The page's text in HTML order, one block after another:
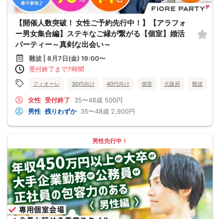
【開催人数突破！ 女性ご予約先行中！】【アラフォ
ー男女集合編】ステキなご縁が繋がる【個室】婚活
パーティー～真剣な出会い～
難波 | 8月7日(金) 19:00〜
受付終了まで7時間
フィオーレ 30代向け 40代向け 個室 大阪府 難波
女性 受付終了 35〜48歳 500円
男性 残りわずか 35〜48歳 2,900円
男性先行中！